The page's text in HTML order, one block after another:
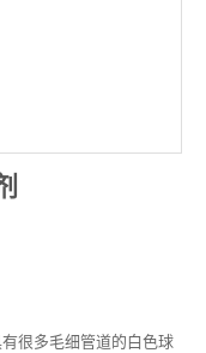
很多毛细管道的白色球